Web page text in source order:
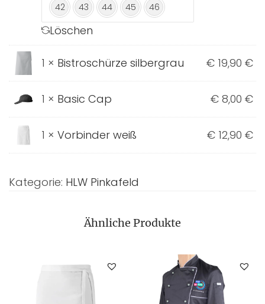
42
43 44 45 46
Löschen
1 × Bistroschürze silbergrau € 19,90 €
1 × Basic Cap € 8,00 €
1 × Vorbinder weiß € 12,90 €
Kategorie: HLW Pinkafeld
Ähnliche Produkte